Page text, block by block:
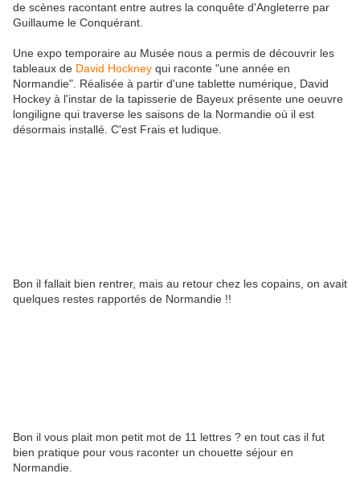
de scènes racontant entre autres la conquête d'Angleterre par
Guillaume le Conquérant.
Une expo temporaire au Musée nous a permis de découvrir les
tableaux de David Hockney qui raconte "une année en
Normandie". Réalisée à partir d'une tablette numérique, David
Hockey à l'instar de la tapisserie de Bayeux présente une oeuvre
longiligne qui traverse les saisons de la Normandie où il est
désormais installé. C'est Frais et ludique.
Bon il fallait bien rentrer, mais au retour chez les copains, on avait
quelques restes rapportés de Normandie !!
Bon il vous plait mon petit mot de 11 lettres ? en tout cas il fut
bien pratique pour vous raconter un chouette séjour en
Normandie.